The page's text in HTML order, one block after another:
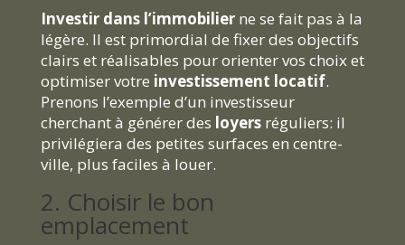
Investir dans l’immobilierne se fait pas à la
légère. Il est primordial de fixer des objectifs
clairs et réalisables pour orienter vos choix et
optimiser votre investissement locatif.
Prenons l’exemple d’un investisseur
cherchant à générer des loyersréguliers: il
privilégiera des petites surfaces en centre-
ville, plus faciles à louer.
2. Choisir le bon
emplacement